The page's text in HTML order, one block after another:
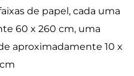
de papel, cada uma
60 x 260 cm, uma
aproximadamente 10 x